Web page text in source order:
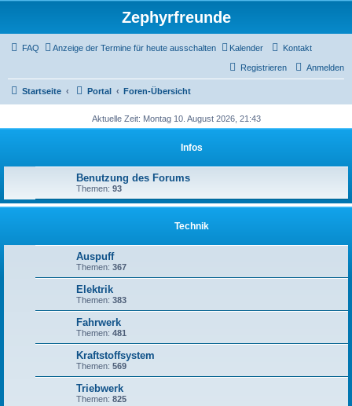
Zephyrfreunde
FAQ Anzeige der Termine für heute ausschalten Kalender Kontakt
Anmelden
Registrieren
Startseite Portal Foren-Übersicht
Aktuelle Zeit: Montag 10. August 2026, 21:43
Infos
Benutzung des Forums
Themen: 93
Technik
Auspuff
Themen: 367
Elektrik
Themen: 383
Fahrwerk
Themen: 481
Kraftstoffsystem
Themen: 569
Triebwerk
Themen: 825